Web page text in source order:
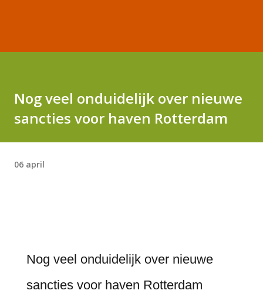
Nog veel onduidelijk over nieuwe
sancties voor haven Rotterdam
06 april
Nog veel onduidelijk over nieuwe
sancties voor haven Rotterdam